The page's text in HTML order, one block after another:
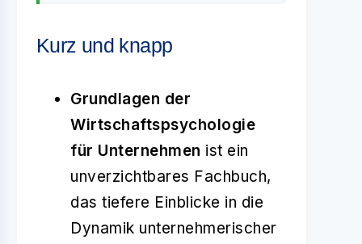
Kurz und knapp
Grundlagen der
Wirtschaftspsychologie
für Unternehmen ist ein
unverzichtbares Fachbuch,
das tiefere Einblicke in die
Dynamik unternehmerischer